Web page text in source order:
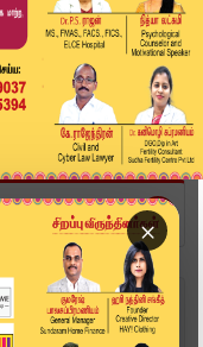
×
Thiru...